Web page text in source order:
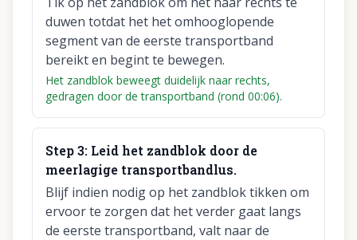
duwen totdat het het omhooglopende
segment van de eerste transportband
bereikt en begint te bewegen.
Het zandblok beweegt duidelijk naar rechts,
gedragen door de transportband (rond 00:06).
Step3: Leid het zandblok door de
meerlagige transportbandlus.
Blijf indien nodig op het zandblok tikken om
ervoor te zorgen dat het verder gaat langs
de eerste transportband, valt naar de